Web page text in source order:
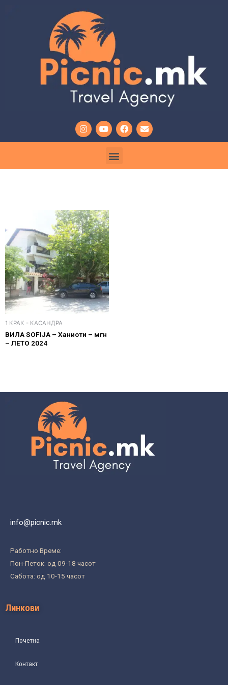
1 КРАК - КАСАНДРА
ВИЛА SOFIJA – Ханиоти – мгн
– ЛЕТО 2024
info@picnic.mk
Работно Време:
Пон-Петок: од 09-18 часот
Сабота: од 10-15 часот
Линкови
Почетна
Контакт